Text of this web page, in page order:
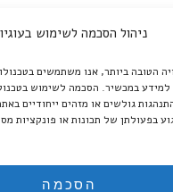
ניהול הסכמה לשימוש
הטובה ביותר, אנו משתמשים
במכשיר. הסכמה לשימוש
גולשים או מזהים ייחודיים
בפעולתן של תכונות או פונקציות
הסכמה
ביקורות בלבד! ברם, ידיעות על
ב'בית אוצר - ספרים אלקטרוניים':